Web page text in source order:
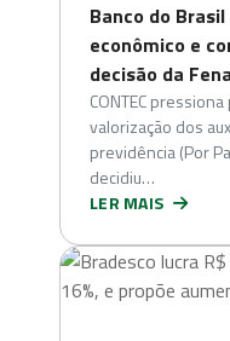
Banco do
econômico e
decisão da
CONTEC
valorização dos
previdência (Por
decidiu…
LER MAIS